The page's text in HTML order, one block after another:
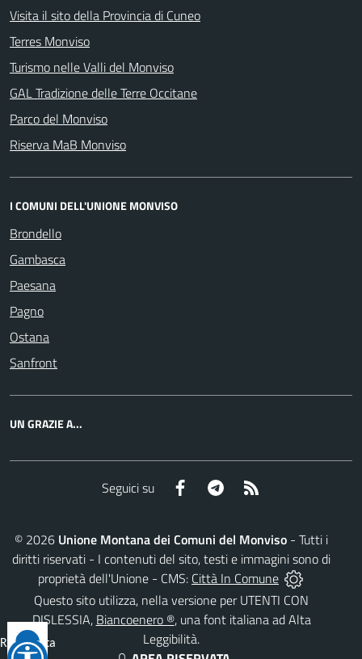
Visita il sito della Provincia di Cuneo
Terres Monviso
Turismo nelle Valli del Monviso
GAL Tradizione delle Terre Occitane
Parco del Monviso
Riserva MaB Monviso
I COMUNI DELL'UNIONE MONVISO
Brondello
Gambasca
Paesana
Pagno
Ostana
Sanfront
UN GRAZIE A...
Seguici su Facebook Telegram
© 2026 Unione Montana dei Comuni del Monviso - Tutti i
diritti riservati - I contenuti del sito, testi e immagini sono di
proprietà dell'Unione - CMS: Città In Comune
Questo sito utilizza, nella versione per UTENTI CON
DISLESSIA, Biancoenero ®, una font italiana ad Alta
Leggibilità.
Reimposta